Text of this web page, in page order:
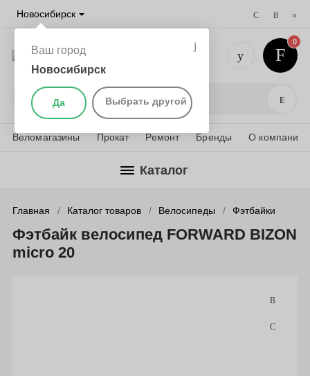
Новосибирск
Ваш город
Новосибирск
Да Выбрать другой Поиск
+7 (383)
0
Веломагазины Прокат Ремонт Бренды О компании
Каталог
Главная Каталог товаров Велосипеды Фэтбайки
Фэтбайк велосипед FORWARD BIZON
micro 20